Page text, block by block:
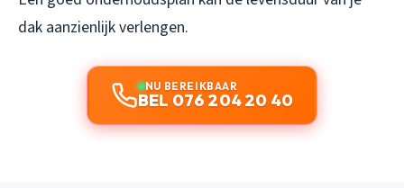
dak aanzienlijk verlengen.
NU BEREIKBAAR
BEL 076 204 20 40